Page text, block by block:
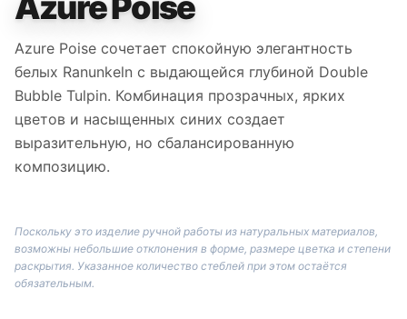
Azure Poise сочетает спокойную элегантность
белых Ranunkeln с выдающейся глубиной Double
Bubble Tulpin. Комбинация прозрачных, ярких
цветов и насыщенных синих создает
выразительную, но сбалансированную
композицию.
Поскольку это изделие ручной работы из натуральных материалов,
возможны небольшие отклонения в форме, размере цветка и степени
раскрытия. Указанное количество стеблей при этом остаётся
обязательным.